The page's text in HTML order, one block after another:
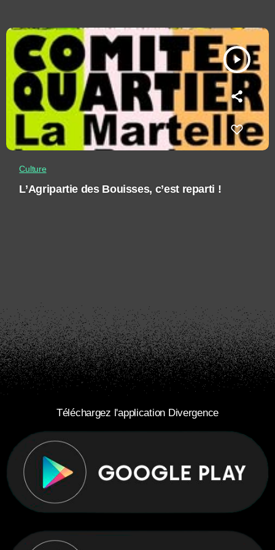
play_arrow
Culture
L’Agripartie des Bouisses, c’est reparti !
Téléchargez l'application Divergence